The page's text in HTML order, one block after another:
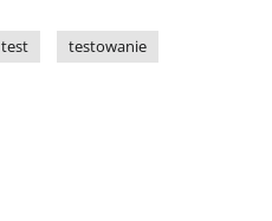
test testowanie